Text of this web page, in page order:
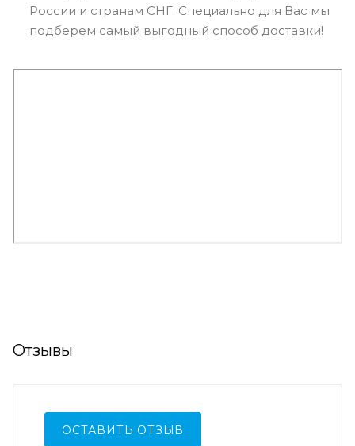
России и странам СНГ. Специально для Вас мы
подберем самый выгодный способ доставки!
Отзывы
ОСТАВИТЬ ОТЗЫВ